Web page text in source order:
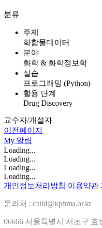
분류
주제
화합물데이터
분야
화학 & 화학정보학
실습
프로그래밍 (Python)
활용 단계
Drug Discovery
교수자/개설자
이전페이지
My 알림
Loading...
Loading...
Loading...
Loading...
개인정보처리방침 이용약관
문의처 : caiid@kpbma.or.kr
06666 서울특별시 서초구